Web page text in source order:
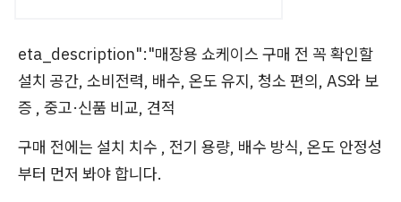
eta_description":"매장용 쇼케이스 구매 전 꼭 확인할
설치 공간, 소비전력, 배수, 온도 유지, 청소 편의, AS와 보
증 , 중고·신품 비교, 견적
구매 전에는 설치 치수 , 전기 용량, 배수 방식, 온도 안정성
부터 먼저 봐야 합니다.